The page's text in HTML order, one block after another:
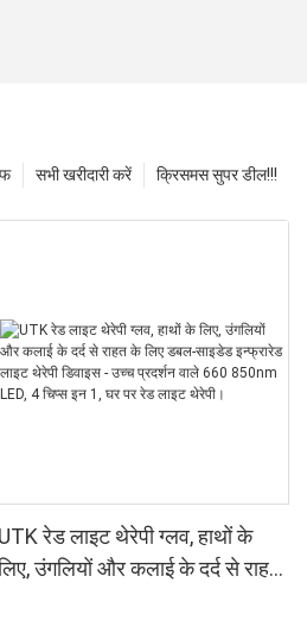
क्रिसमस सुपर डील!!!
सभी खरीदारी करें
UTK रेड लाइट थेरेपी ग्लव, हाथों के
उंगलियों और कलाई के दर्द से राहत